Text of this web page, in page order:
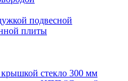
подвесной
плиты